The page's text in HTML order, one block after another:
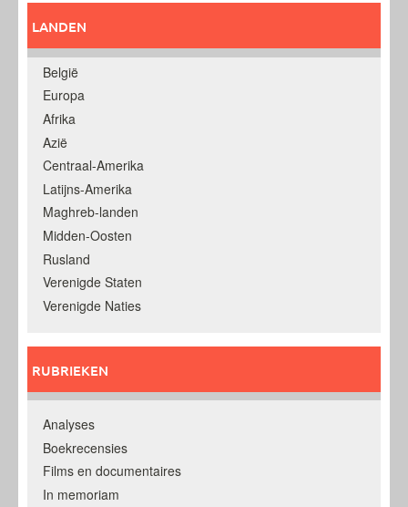
LANDEN
België
Europa
Afrika
Azië
Centraal-Amerika
Latijns-Amerika
Maghreb-landen
Midden-Oosten
Rusland
Verenigde Staten
Verenigde Naties
RUBRIEKEN
Analyses
Boekrecensies
Films en documentaires
In memoriam